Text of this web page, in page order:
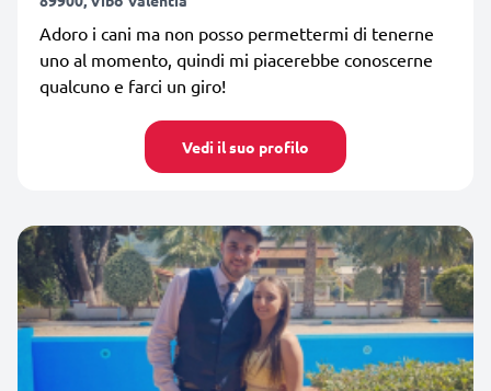
Adoro i cani ma non posso permettermi di tenerne
uno al momento, quindi mi piacerebbe conoscerne
qualcuno e farci un giro!
Vedi il suo profilo